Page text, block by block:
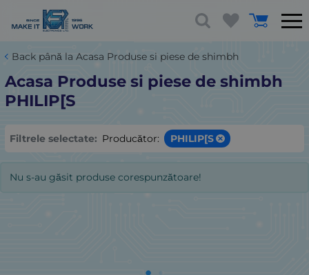
Back până la Acasa Produse si piese de shimbh
Acasa Produse si piese de shimbh
PHILIP[S
Filtrele selectate: Producător: PHILIP[S
Nu s-au găsit produse corespunzătoare!